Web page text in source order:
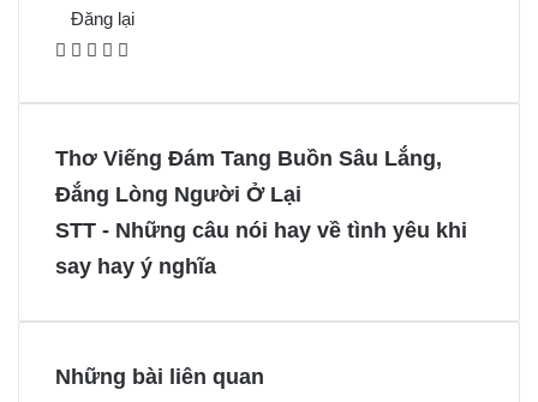
Đăng lại
F
o
o
k
X P
r
e
s
M
n
g
e
n
g
e
Thơ Viếng Đám Tang Buồn Sâu Lắng,
Đắng Lòng Người Ở Lại
STT - Những câu nói hay về tình yêu khi
say hay ý nghĩa
Những bài liên quan